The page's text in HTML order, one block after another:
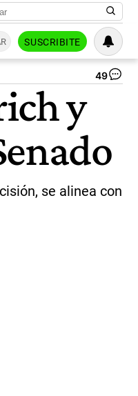
SUSCRIBITE
49
y
se alinea con